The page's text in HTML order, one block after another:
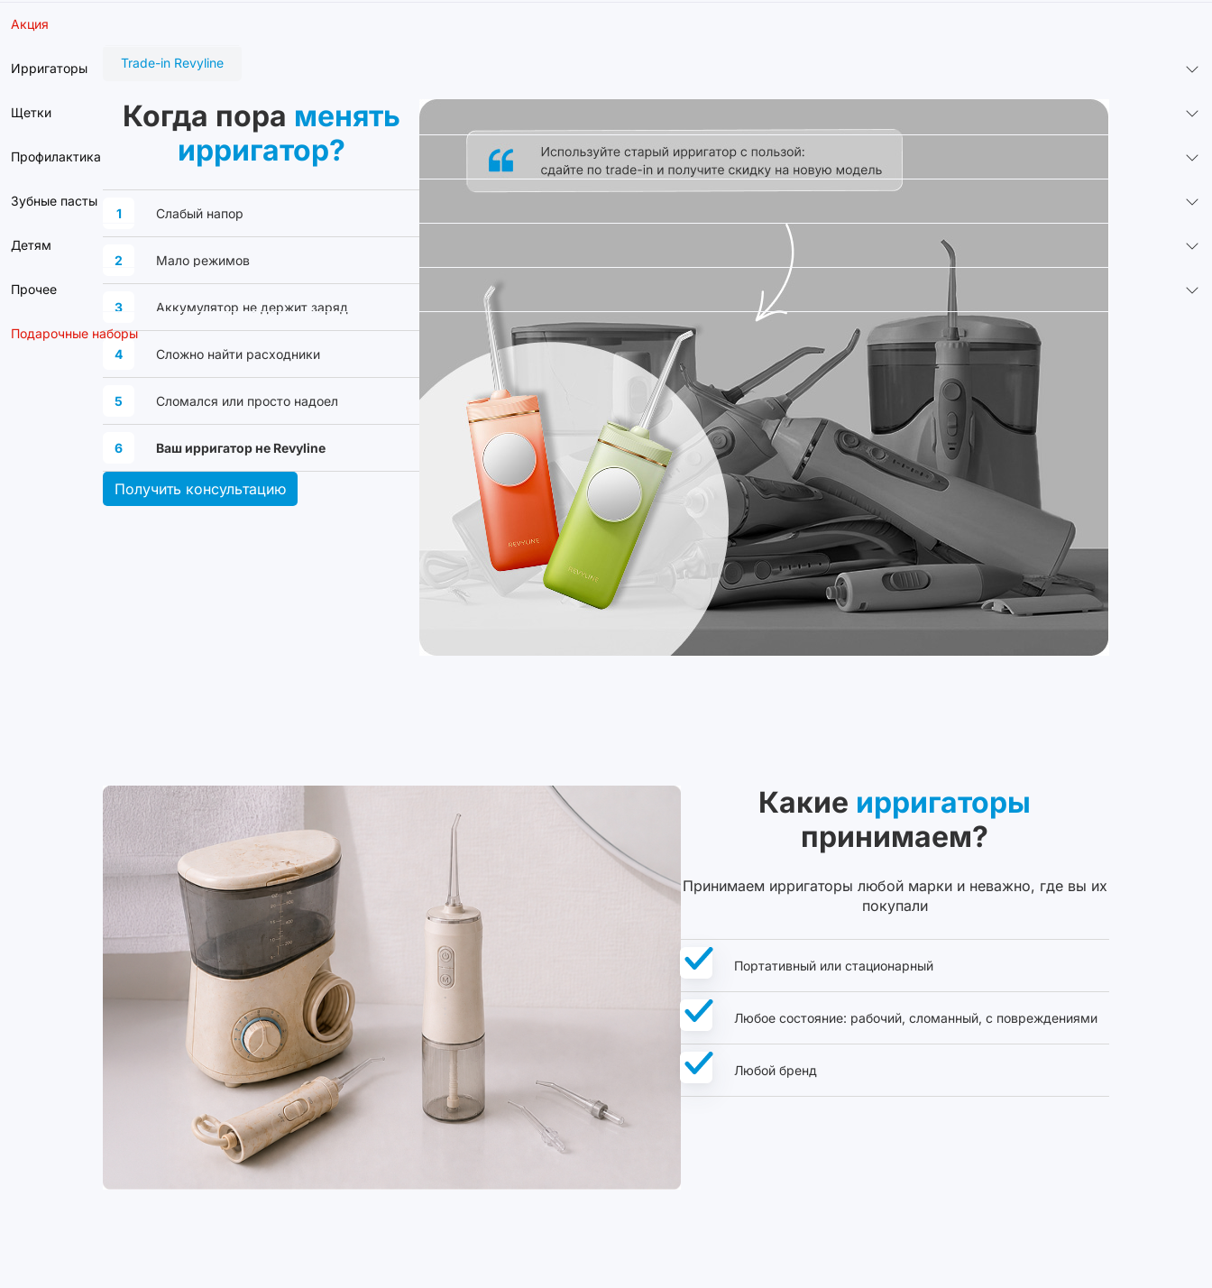
Акция
Ирригаторы
Щетки
Профилактика
Зубные пасты
Детям
Прочее
Подарочные наборы
Trade-in Revyline
Когда пора менять
ирригатор?
1 Слабый напор
2 Мало режимов
3 Аккумулятор не держит заряд
4 Сложно найти расходники
5 Сломался или просто надоел
6 Ваш ирригатор не Revyline
Получить консультацию
Какие ирригаторы
принимаем?
Принимаем ирригаторы любой марки и неважно, где вы их
покупали
Портативный или стационарный
Любое состояние: рабочий, сломанный, с повреждениями
Любой бренд